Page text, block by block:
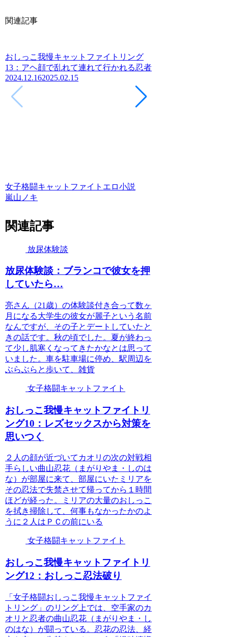
関連記事
おしっこ我慢キャットファイトリング
13：アヘ顔で乱れて連れて行かれる忍者
2024.12.162025.02.15
女子格闘キャットファイト エロ小説
嵐山ノキ
関連記事
放尿体験談
放尿体験談：ブランコで彼女を押
していたら…
亮さん（21歳）の体験談付き合って数ヶ
月になる大学生の彼女が麗子という名前
なんですが、その子とデートしていたと
きの話です。秋の頃でした。夏が終わっ
て少し肌寒くなってきたかなとは思って
いました。車を駐車場に停め、駅周辺を
ぶらぶらと歩いて、雑貨
女子格闘キャットファイト
おしっこ我慢キャットファイトリ
ング10：レズセックスから対策を
思いつく
２人の顔が近づいてカオリの次の対戦相
手らしい曲山忍花（まがりやま・しのは
な）が部屋に来て、部屋にいたミリアを
その忍法で失禁させて帰ってから１時間
ほどが経った。ミリアの大量のおしっこ
を拭き掃除して、何事もなかったかのよ
うに２人はＰＣの前にいる
女子格闘キャットファイト
おしっこ我慢キャットファイトリ
ング12：おしっこ忍法破り
「女子格闘おしっこ我慢キャットファイ
トリング」のリング上では、空手家のカ
オリと忍者の曲山忍花（まがりやま・し
のはな）が闘っている。忍花の忍法、経